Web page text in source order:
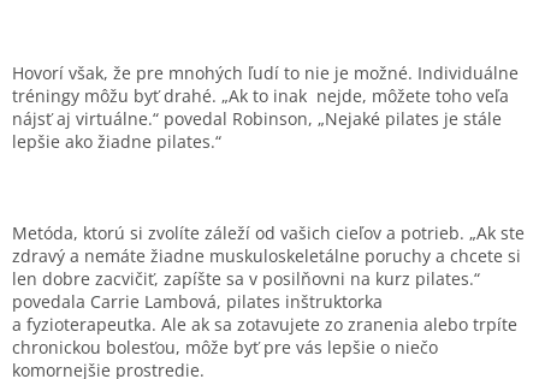
Hovorí však, že pre mnohých ľudí to nie je možné. Individuálne
tréningy môžu byť drahé. „Ak to inak nejde, môžete toho veľa
nájsť aj virtuálne.“ povedal Robinson, „Nejaké pilates je stále
lepšie ako žiadne pilates.“
Metóda, ktorú si zvolíte záleží od vašich cieľov a potrieb. „Ak ste
zdravý a nemáte žiadne muskuloskeletálne poruchy a chcete si
len dobre zacvičiť, zapíšte sa v posilňovni na kurz pilates.“
povedala Carrie Lambová, pilates inštruktorka
a fyzioterapeutka. Ale ak sa zotavujete zo zranenia alebo trpíte
chronickou bolesťou, môže byť pre vás lepšie o niečo
komornejšie prostredie.